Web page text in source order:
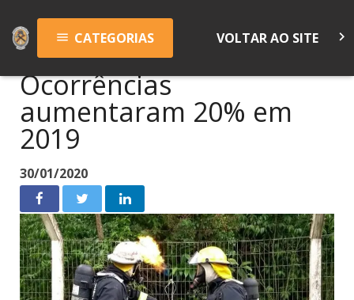
menu CATEGORIAS VOLTAR AO SITE keyboard_arrow_right
Ocorrências
aumentaram 20% em
2019
30/01/2020